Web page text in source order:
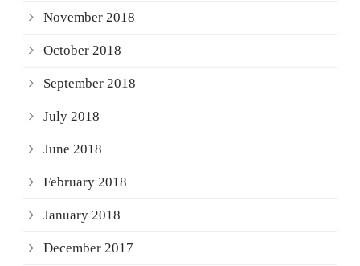
November 2018
October 2018
September 2018
July 2018
June 2018
February 2018
January 2018
December 2017